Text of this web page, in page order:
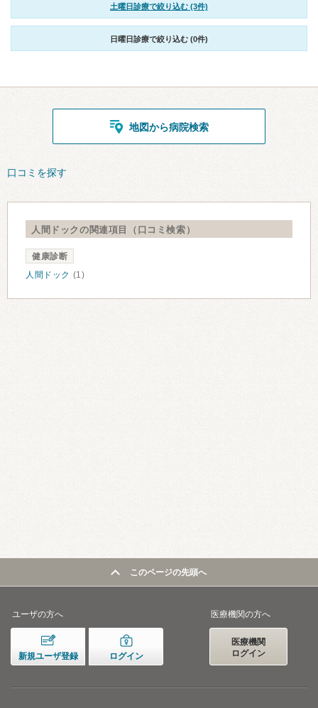
土曜日診療で絞り込む (3件)
日曜日診療で絞り込む (0件)
地図から病院検索
口コミを探す
人間ドックの関連項目（口コミ検索）
健康診断
人間ドック (1)
このページの先頭へ
ユーザの方へ
新規ユーザ登録 ログイン
医療機関の方へ
医療機関
ログイン